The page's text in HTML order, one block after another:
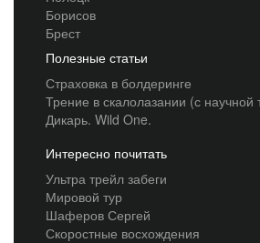
Борисов
Брест
Полезные статьи
Страховка в болдеринге
Трение в скалолазании (с научной
Дикарь. Wild One.
Интересно почитать
Ультра трейл забеги
Мировой тур
Шаферов Сергей
Скоростные восхождения